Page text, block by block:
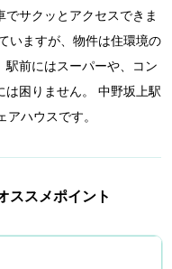
サクッとアクセスできま
いますが、物件は住環境の
駅前にはスーパーや、コン
は困りません。 中野坂上駅
ハウスです。
ススメポイント